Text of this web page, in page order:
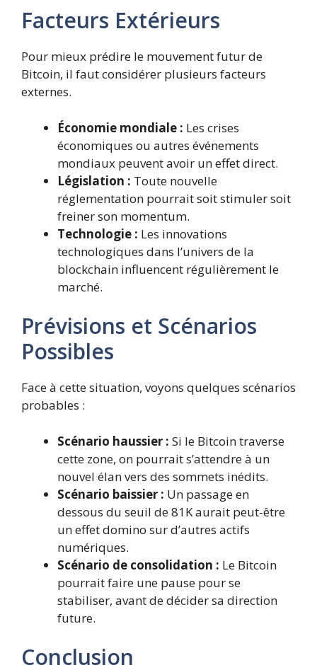
Facteurs Extérieurs
Pour mieux prédire le mouvement futur de
Bitcoin, il faut considérer plusieurs facteurs
externes.
Économie mondiale : Les crises
économiques ou autres événements
mondiaux peuvent avoir un effet direct.
Législation : Toute nouvelle
réglementation pourrait soit stimuler soit
freiner son momentum.
Technologie : Les innovations
technologiques dans l’univers de la
blockchain influencent régulièrement le
marché.
Prévisions et Scénarios
Possibles
Face à cette situation, voyons quelques scénarios
probables :
Scénario haussier : Si le Bitcoin traverse
cette zone, on pourrait s’attendre à un
nouvel élan vers des sommets inédits.
Scénario baissier : Un passage en
dessous du seuil de 81K aurait peut-être
un effet domino sur d’autres actifs
numériques.
Scénario de consolidation : Le Bitcoin
pourrait faire une pause pour se
stabiliser, avant de décider sa direction
future.
Conclusion